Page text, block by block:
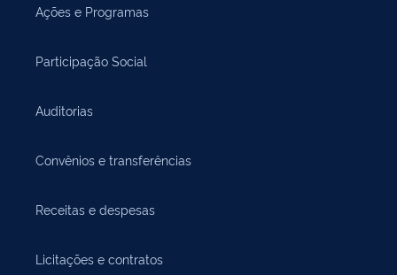
Ações e Programas
Participação Social
Auditorias
Convênios e transferências
Receitas e despesas
Licitações e contratos